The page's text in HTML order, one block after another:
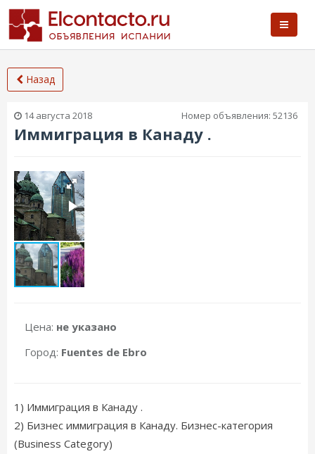
Назад
14 августа 2018 Номер объявления: 52136
Иммиграция в Канаду .
Цена: не указано
Город: Fuentes de Ebro
1) Иммиграция в Канаду .
2) Бизнес иммиграция в Канаду. Бизнес-категория
(Business Category)